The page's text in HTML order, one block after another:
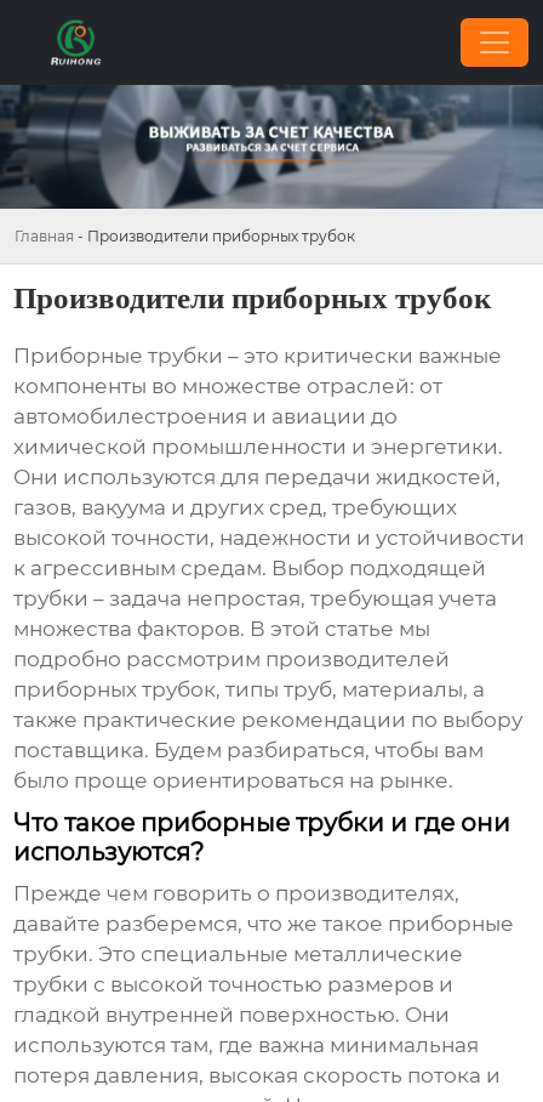
Главная - Производители приборных трубок
Производители приборных трубок
Приборные трубки – это критически важные
компоненты во множестве отраслей: от
автомобилестроения и авиации до
химической промышленности и энергетики.
Они используются для передачи жидкостей,
газов, вакуума и других сред, требующих
высокой точности, надежности и устойчивости
к агрессивным средам. Выбор подходящей
трубки – задача непростая, требующая учета
множества факторов. В этой статье мы
подробно рассмотрим производителей
приборных трубок, типы труб, материалы, а
также практические рекомендации по выбору
поставщика. Будем разбираться, чтобы вам
было проще ориентироваться на рынке.
Что такое приборные трубки и где они
используются?
Прежде чем говорить о производителях,
давайте разберемся, что же такое приборные
трубки. Это специальные металлические
трубки с высокой точностью размеров и
гладкой внутренней поверхностью. Они
используются там, где важна минимальная
потеря давления, высокая скорость потока и